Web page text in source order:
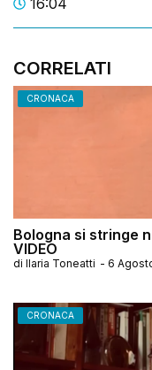
CORRELATI
CRONACA
Bologna si stringe
VIDEO
di Ilaria Toneatti - 6
CRONACA